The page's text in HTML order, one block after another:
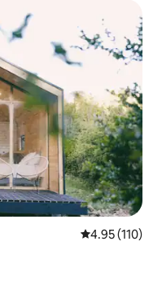
從 110 則評價
4.95 (110)